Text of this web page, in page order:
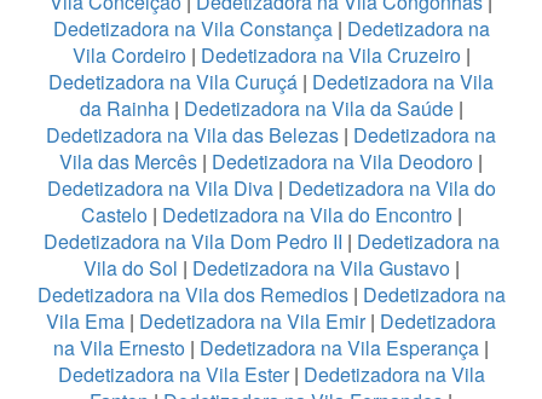
Dedetizadora na Vila Constança| Dedetizadora na
Vila Cordeiro| Dedetizadora na Vila Cruzeiro |
Dedetizadora na Vila Curuçá | Dedetizadora na Vila
da Rainha | Dedetizadora na Vila da Saúde|
Dedetizadora na Vila das Belezas | Dedetizadora na
Vila das Mercês | Dedetizadora na Vila Deodoro |
Dedetizadora na Vila Diva| Dedetizadora na Vila do
Castelo| Dedetizadora na Vila do Encontro|
Dedetizadora na Vila Dom Pedro II | Dedetizadora na
Vila do Sol | Dedetizadora na Vila Gustavo|
Dedetizadora na Vila dos Remedios| Dedetizadora na
Vila Ema | Dedetizadora na Vila Emir| Dedetizadora
na Vila Ernesto | Dedetizadora na Vila Esperança |
Dedetizadora na Vila Ester| Dedetizadora na Vila